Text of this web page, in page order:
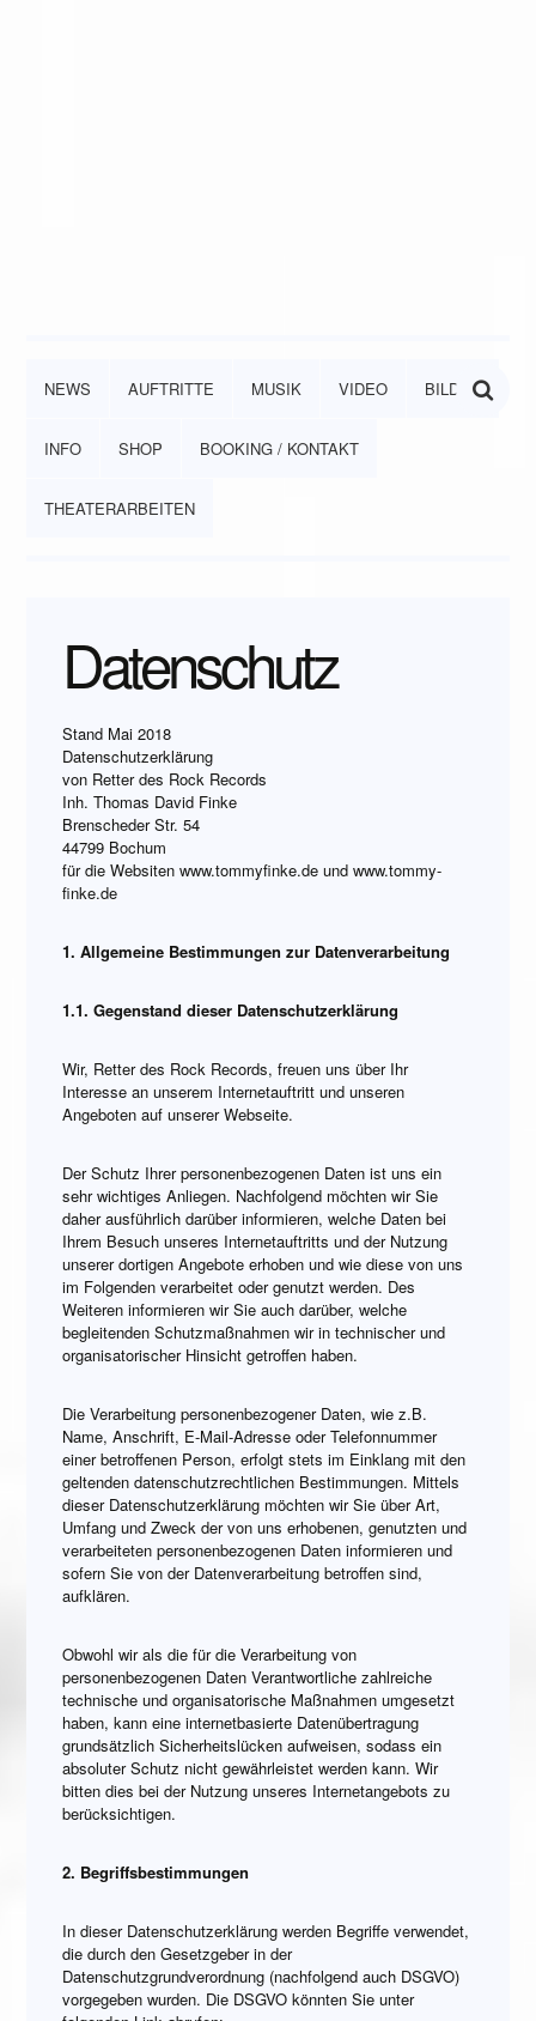
NEWS AUFTRITTE MUSIK VIDEO BILDER
INFO SHOP BOOKING / KONTAKT
THEATERARBEITEN
Datenschutz
Stand Mai 2018
Datenschutzerklärung
von Retter des Rock Records
Inh. Thomas David Finke
Brenscheder Str. 54
44799 Bochum
für die Websiten www.tommyfinke.de und www.tommy-
finke.de
1. Allgemeine Bestimmungen zur Datenverarbeitung
1.1. Gegenstand dieser Datenschutzerklärung
Wir, Retter des Rock Records, freuen uns über Ihr
Interesse an unserem Internetauftritt und unseren
Angeboten auf unserer Webseite.
Der Schutz Ihrer personenbezogenen Daten ist uns ein
sehr wichtiges Anliegen. Nachfolgend möchten wir Sie
daher ausführlich darüber informieren, welche Daten bei
Ihrem Besuch unseres Internetauftritts und der Nutzung
unserer dortigen Angebote erhoben und wie diese von uns
im Folgenden verarbeitet oder genutzt werden. Des
Weiteren informieren wir Sie auch darüber, welche
begleitenden Schutzmaßnahmen wir in technischer und
organisatorischer Hinsicht getroffen haben.
Die Verarbeitung personenbezogener Daten, wie z.B.
Name, Anschrift, E-Mail-Adresse oder Telefonnummer
einer betroffenen Person, erfolgt stets im Einklang mit den
geltenden datenschutzrechtlichen Bestimmungen. Mittels
dieser Datenschutzerklärung möchten wir Sie über Art,
Umfang und Zweck der von uns erhobenen, genutzten und
verarbeiteten personenbezogenen Daten informieren und
sofern Sie von der Datenverarbeitung betroffen sind,
aufklären.
Obwohl wir als die für die Verarbeitung von
personenbezogenen Daten Verantwortliche zahlreiche
technische und organisatorische Maßnahmen umgesetzt
haben, kann eine internetbasierte Datenübertragung
grundsätzlich Sicherheitslücken aufweisen, sodass ein
absoluter Schutz nicht gewährleistet werden kann. Wir
bitten dies bei der Nutzung unseres Internetangebots zu
berücksichtigen.
2. Begriffsbestimmungen
In dieser Datenschutzerklärung werden Begriffe verwendet,
die durch den Gesetzgeber in der
Datenschutzgrundverordnung (nachfolgend auch DSGVO)
vorgegeben wurden. Die DSGVO könnten Sie unter